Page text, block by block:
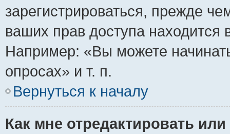
зарегистрироваться, прежде
ваших прав доступа
Например: «Вы можете
опросах» и т. п.
Вернуться к началу
Как мне отредактировать